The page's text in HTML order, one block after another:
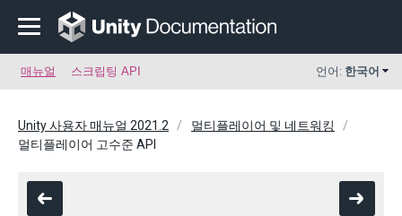
매뉴얼 스크립팅 API 언어: 한국어
Unity 사용자 매뉴얼 2021.2
멀티플레이어 및 네트워킹
멀티플레이어 고수준 API